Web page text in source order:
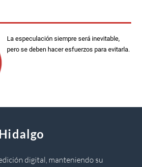
La especulación siempre será inevitable,
pero se deben hacer esfuerzos para evitarla.
digital, manteniendo su